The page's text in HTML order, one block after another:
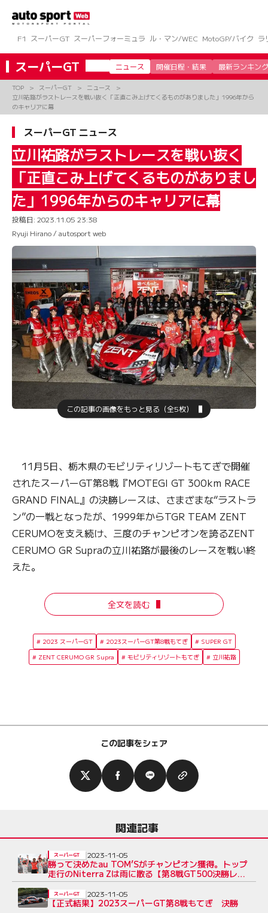
ツ
へ
ス
キ
F1 スーパーGT スーパーフォーミュラ ル・マン/WEC MotoGP/バイク ラ
スーパーGT ニュース 開催日程・結果 最新ランキング
TOP スーパーGT
ニュース
立川祐路がラストレースを戦い抜く「正直こみ上げてくるものがありました」1996年から
のキャリアに幕
スーパーGT ニュース
立川祐路がラストレースを戦い抜く
「正直こみ上げてくるものがありまし
た」1996年からのキャリアに幕
投稿日: 2023.11.05 23:38
Ryuji Hirano / autosport web
この記事の画像をもっと見る（全5枚）
11月5日、栃木県のモビリティリゾートもてぎで開催
されたスーパーGT第8戦『MOTEGI GT 300km RACE
GRAND FINAL』の決勝レースは、さまざまな“ラストラ
ン”の一戦となったが、1999年からTGR TEAM ZENT
CERUMOを支え続け、三度のチャンピオンを誇るZENT
CERUMO GR Supraの立川祐路が最後のレースを戦い終
えた。
全文を読む
2023 スーパーGT 2023スーパーGT第8戦もてぎ
SUPER GT
ZENT CERUMO GR Supra
モビリティリゾートもてぎ 立川祐路
この記事をシェア
関連記事
勝って決めたau TOM’Sがチャンピオン獲得。トップ
走行のNiterra Zは雨に散る【第8戦GT500決勝レ
ポート】
スーパーGT 2023-11-05
【正式結果】2023スーパーGT第8戦もてぎ 決勝
スーパーGT 2023-11-05